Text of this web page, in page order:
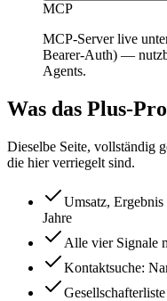
MCP
MCP-Server live
Bearer-Auth) —
Agents.
Was das Plus-
Dieselbe Seite, vollständig
die hier verriegelt sind.
Umsatz,
Jahre
Alle vier Signale
Kontaktsuche: